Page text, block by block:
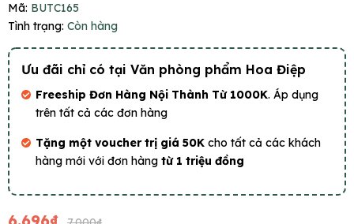
Mã: BUTC165
Tình trạng: Còn hàng
Ưu đãi chỉ có tại Văn phòng phẩm Hoa Điệp
Freeship Đơn Hàng Nội Thành Từ 1000K. Áp dụng
trên tất cả các đơn hàng
Tặng một voucher trị giá 50K cho tất cả các khách
hàng mới với đơn hàng từ 1 triệu đồng